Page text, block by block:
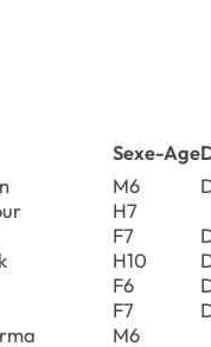
Sexe-Age
M6
H7
F7
H10
F6
F7
M6